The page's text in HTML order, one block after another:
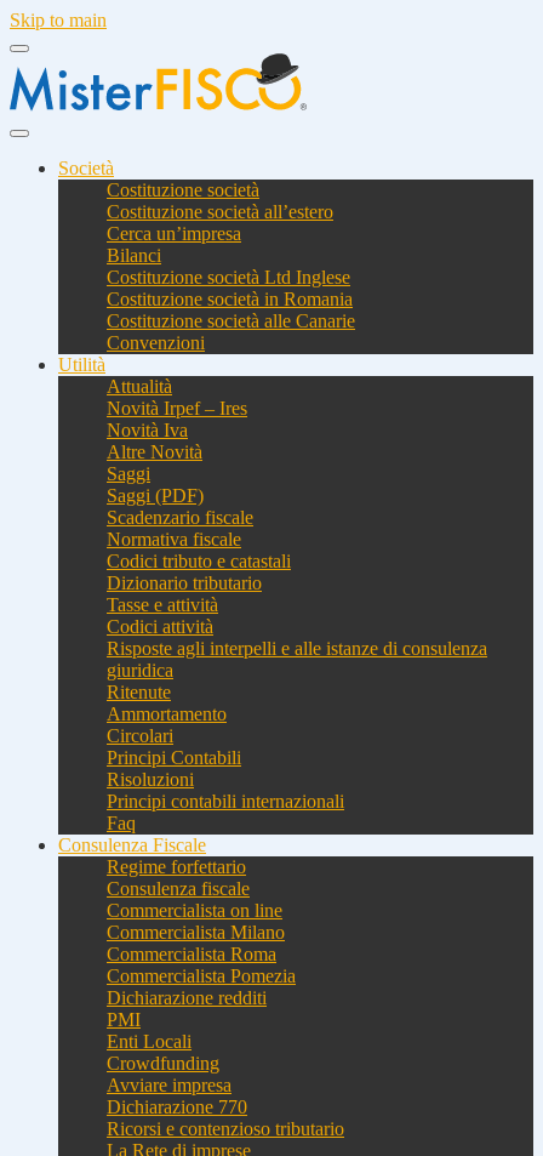
Skip to main
Società
Costituzione società
Costituzione società all’estero
Cerca un’impresa
Bilanci
Costituzione società Ltd Inglese
Costituzione società in Romania
Costituzione società alle Canarie
Convenzioni
Utilità
Attualità
Novità Irpef – Ires
Novità Iva
Altre Novità
Saggi
Saggi (PDF)
Scadenzario fiscale
Normativa fiscale
Codici tributo e catastali
Dizionario tributario
Tasse e attività
Codici attività
Risposte agli interpelli e alle istanze di consulenza
giuridica
Ritenute
Ammortamento
Circolari
Principi Contabili
Risoluzioni
Principi contabili internazionali
Faq
Consulenza Fiscale
Regime forfettario
Consulenza fiscale
Commercialista on line
Commercialista Milano
Commercialista Roma
Commercialista Pomezia
Dichiarazione redditi
PMI
Enti Locali
Crowdfunding
Avviare impresa
Dichiarazione 770
Ricorsi e contenzioso tributario
La Rete di imprese